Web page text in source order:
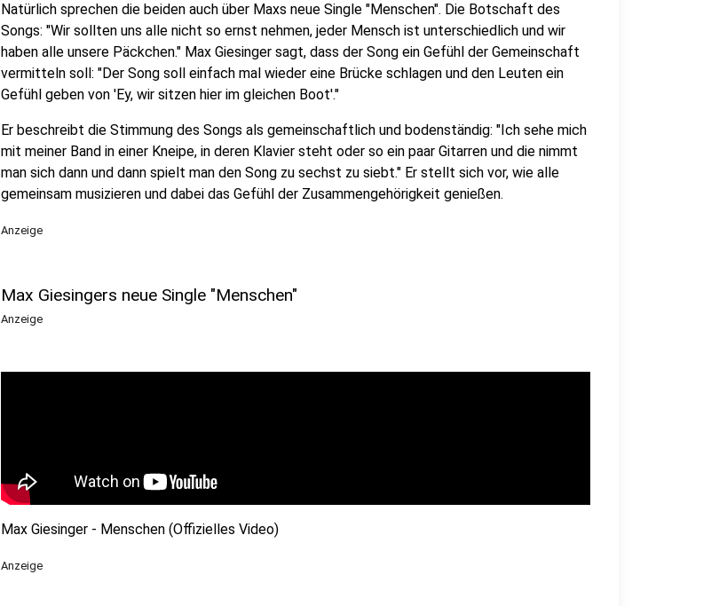
Natürlich sprechen die beiden auch über Maxs neue Single "Menschen". Die Botschaft des
Songs: "Wir sollten uns alle nicht so ernst nehmen, jeder Mensch ist unterschiedlich und wir
haben alle unsere Päckchen." Max Giesinger sagt, dass der Song ein Gefühl der Gemeinschaft
vermitteln soll: "Der Song soll einfach mal wieder eine Brücke schlagen und den Leuten ein
Gefühl geben von 'Ey, wir sitzen hier im gleichen Boot'."
Er beschreibt die Stimmung des Songs als gemeinschaftlich und bodenständig: "Ich sehe mich
mit meiner Band in einer Kneipe, in deren Klavier steht oder so ein paar Gitarren und die nimmt
man sich dann und dann spielt man den Song zu sechst zu siebt." Er stellt sich vor, wie alle
gemeinsam musizieren und dabei das Gefühl der Zusammengehörigkeit genießen.
Anzeige
Max Giesingers neue Single "Menschen"
Anzeige
Max Giesinger - Menschen (Offizielles Video)
Anzeige